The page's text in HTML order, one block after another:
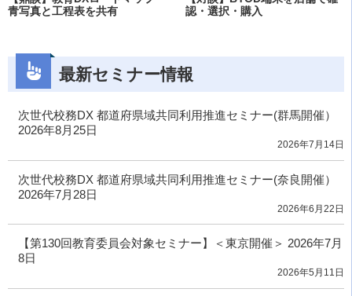
青写真と工程表を共有
認・選択・購入
最新セミナー情報
次世代校務DX 都道府県域共同利用推進セミナー(群馬開催）
2026年8月25日
2026年7月14日
次世代校務DX 都道府県域共同利用推進セミナー(奈良開催）
2026年7月28日
2026年6月22日
【第130回教育委員会対象セミナー】＜東京開催＞ 2026年7月
8日
2026年5月11日